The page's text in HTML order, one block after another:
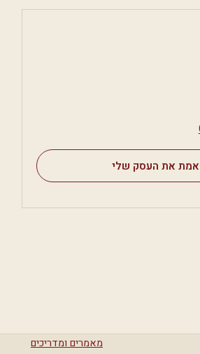
אמת את העסק שלי
מאמרים ומדריכים